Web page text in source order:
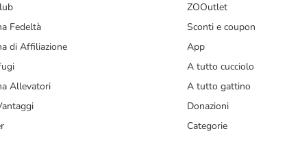
Fedeltà
di Affiliazione
Allevatori
ZOOutlet
Sconti e coupon
App
A tutto cucciolo
A tutto gattino
Donazioni
Categorie